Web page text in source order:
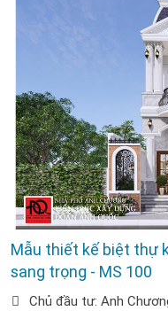
Mẫu thiết kế biệt thự
sang trọng - MS 100
Chủ đầu tư: Anh